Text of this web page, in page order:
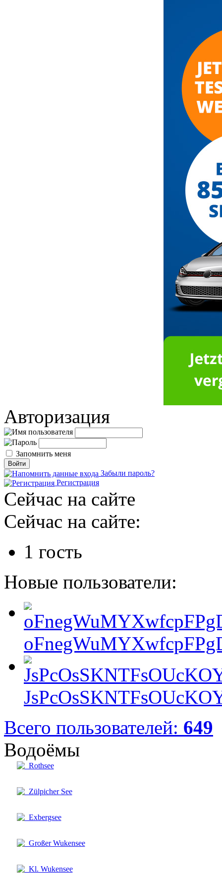
Авторизация
Запомнить меня
Забыли пароль?
Регистрация
Сейчас на сайте
Сейчас на сайте:
1 гость
Новые пользователи:
Всего пользователей: 649
Водоёмы
Rothsee
Zülpicher See
Exbergsee
Großer Wukensee
Kl. Wukensee